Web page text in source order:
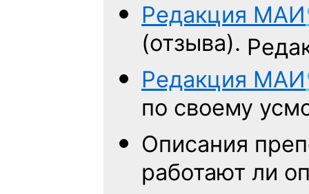
Редакция МАИ
(отзыва).
Редакция МАИ
по своему
Описания
работают ли